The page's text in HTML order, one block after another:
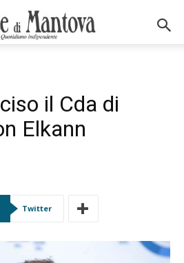
il Cda di
Elkann
Twitter